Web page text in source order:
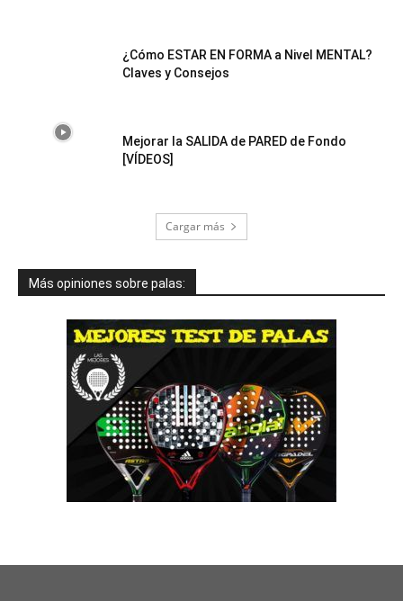
¿Cómo ESTAR EN FORMA a Nivel MENTAL?
Claves y Consejos
Mejorar la SALIDA de PARED de Fondo
[VÍDEOS]
Cargar más
Más opiniones sobre palas: